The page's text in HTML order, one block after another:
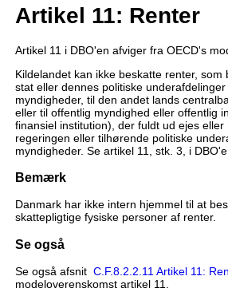
Artikel 11: Renter
Artikel 11 i DBO'en afviger fra OECD's
Kildelandet kan ikke beskatte renter, som
stat eller dennes politiske
myndigheder, til den andet lands
eller til offentlig myndighed eller offentlig
finansiel institution), der fuldt ud ejes eller
regeringen eller tilhørende politiske
myndigheder. Se artikel 11, stk. 3, i
Bemærk
Danmark har ikke intern hjemmel til at
skattepligtige fysiske personer af renter.
Se også
Se også afsnit C.F.8.2.2.11 Artikel 11:
modeloverenskomst artikel 11.